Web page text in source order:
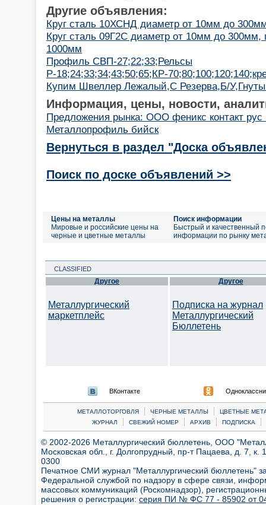
Другие объявления:
Круг сталь 10ХСНД диаметр от 10мм до
Круг сталь 09Г2С диаметр от 10мм до 300мм,
1000мм
Профиль СВП-27;22;33;Рельсы
Р-18;24;33;34;43;50;65;КР-
Купим Швеллер Лежалый,С Резерва,Б/
Информация, цены, новости,
Предложения рынка: ООО феникс контакт рус
Металлопрофиль бийск
Вернуться в раздел "Доска
Поиск по доске объявлений >>
Цены на металлы
Мировые и российские цены на
черные и цветные металлы
Поиск информации
Быстрый и качественный
информации по рынку
CLASSIFIED
Другое
Металлургический
маркетплейс
Другое
Подписка на журнал
Металлургический
Бюллетень
ВКонтакте
МЕТАЛЛОТОРГОВЛЯ | ЧЕРНЫЕ МЕТАЛЛЫ |
ЦВЕТНЫЕ
ЖУРНАЛ
| СВЕЖИЙ НОМЕР | АРХИВ | ПОДПИСКА |
© 2002-2026 Металлургический бюллетень, ООО
Московская обл., г. Долгопрудный, пр-т Пацаева, д. 7,
0300
Печатное СМИ журнал "Металлургический бюллетень"
Федеральной службой по надзору в сфере связи,
массовых коммуникаций (Роскомнадзор),
решения о регистрации: серия ПИ № ФС 77 - 85902 от 04